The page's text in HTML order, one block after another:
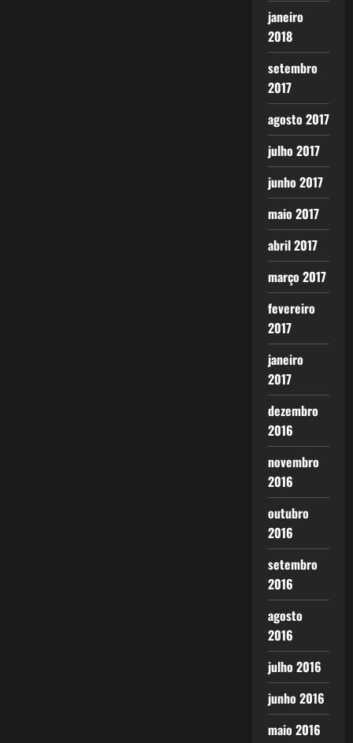
janeiro
2018
setembro
2017
agosto 2017
julho 2017
junho 2017
maio 2017
abril 2017
março 2017
fevereiro
2017
janeiro
2017
dezembro
2016
novembro
2016
outubro
2016
setembro
2016
agosto
2016
julho 2016
junho 2016
maio 2016